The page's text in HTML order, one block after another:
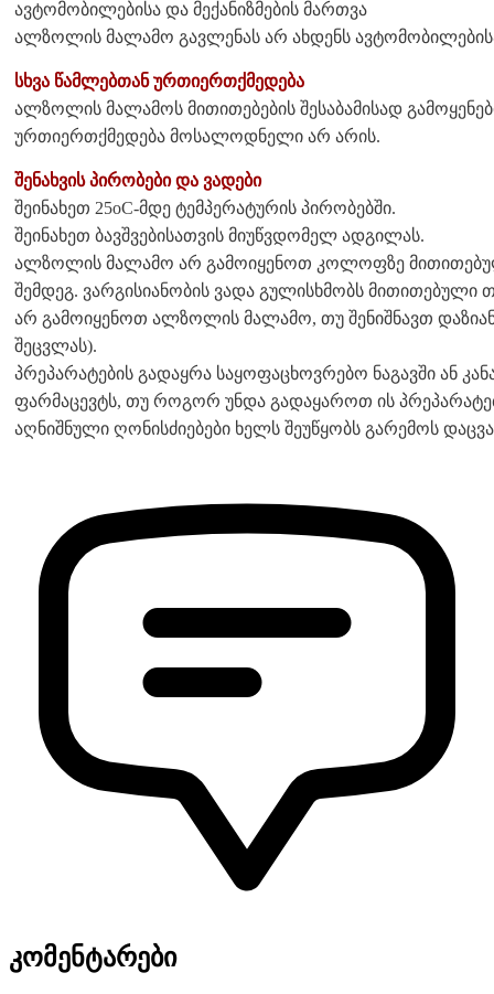
ავტომობილებისა და მექანიზმების მართვა
ალზოლის მალამო გავლენას არ ახდენს ავტომობილებისა
სხვა წამლებთან ურთიერთქმედება
ალზოლის მალამოს მითითებების შესაბამისად
ურთიერთქმედება მოსალოდნელი არ არის.
შენახვის პირობები და ვადები
შეინახეთ 25oC-მდე ტემპერატურის პირობებში.
შეინახეთ ბავშვებისათვის მიუწვდომელ ადგილას.
ალზოლის მალამო არ გამოიყენოთ კოლოფზე
შემდეგ. ვარგისიანობის ვადა გულისხმობს
არ გამოიყენოთ ალზოლის მალამო, თუ შენიშნავთ
შეცვლას).
პრეპარატების გადაყრა საყოფაცხოვრებო ნაგავში ან
ფარმაცევტს, თუ როგორ უნდა გადაყაროთ ის
აღნიშნული ღონისძიებები ხელს შეუწყობს გარემოს
კომენტარები